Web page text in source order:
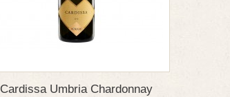
Cardissa Umbria Chardonnay